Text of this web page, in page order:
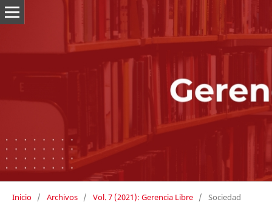
Inicio / Archivos / Vol. 7 (2021): Gerencia Libre / Sociedad